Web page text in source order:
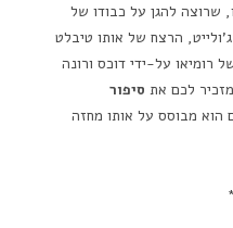
שרוצה להגן על כבודו של
הרצח של אותו טיבלט
רומיאו על-ידי דוכס ורונה
לכם את סיפור
הוא מבוסס על אותו מחזה